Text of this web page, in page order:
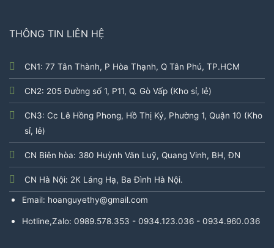
THÔNG TIN LIÊN HỆ
CN1: 77 Tân Thành, P Hòa Thạnh, Q Tân Phú, TP.HCM
CN2: 205 Đường số 1, P11, Q. Gò Vấp (Kho sỉ, lẻ)
CN3: Cc Lê Hồng Phong, Hồ Thị Kỷ, Phường 1, Quận 10 (Kho
sỉ, lẻ)
CN Biên hòa: 380 Huỳnh Văn Luỹ, Quang Vinh, BH, ĐN
CN Hà Nội: 2K Láng Hạ, Ba Đình Hà Nội.
Email: hoanguyethy@gmail.com
Hotline,Zalo: 0989.578.353 - 0934.123.036 - 0934.960.036